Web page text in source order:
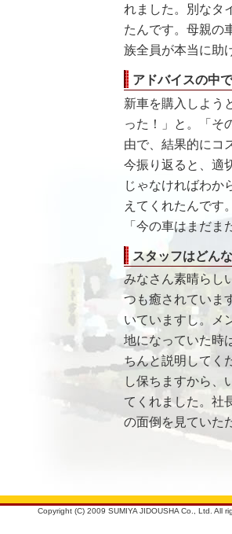
れました。別なタ
たんです。母親の
族全員が本当に助
アドバイスの中
新車を購入しよう
った！」と。「そ
由で、結果的にコ
今振り返ると、適
じゃなければわか
えてくれたんです
「今の車はまだ
スタッフはどん
みなさん素晴らし
つも癒されていま
いていますし。メ
地になっていた時
ちんと説明してく
し保ちますから、
てくれました。社
の面倒を見ていた
Copyright (C) 2009 SUMIYA JIDOUSHA Co., Ltd. All